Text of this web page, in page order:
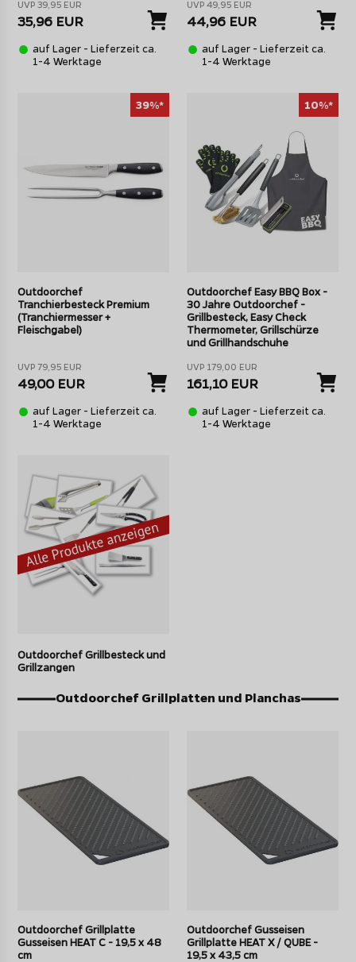
UVP 39,95 EUR
35,96 EUR
auf Lager - Lieferzeit ca.
1-4 Werktage
UVP 49,95 EUR
44,96 EUR
auf Lager - Lieferzeit ca.
1-4 Werktage
39%*
Outdoorchef
Tranchierbesteck Premium
(Tranchiermesser +
Fleischgabel)
UVP 79,95 EUR
49,00 EUR
auf Lager - Lieferzeit ca.
1-4 Werktage
10%*
Outdoorchef Easy BBQ Box -
30 Jahre Outdoorchef -
Grillbesteck, Easy Check
Thermometer, Grillschürze
und Grillhandschuhe
UVP 179,00 EUR
161,10 EUR
auf Lager - Lieferzeit ca.
1-4 Werktage
Outdoorchef Grillbesteck und
Grillzangen
Outdoorchef Grillplatten und Planchas
Outdoorchef Grillplatte
Gusseisen HEAT C - 19,5 x 48
cm
Outdoorchef Gusseisen
Grillplatte HEAT X / QUBE -
19,5 x 43,5 cm